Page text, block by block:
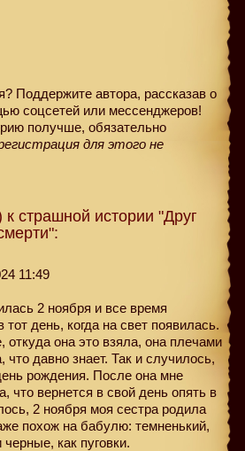
Поддержите автора, рассказав о
соцсетей или мессенджеров!
получше, обязательно
для этого не
к страшной истории "Друг
11:49
2 ноября и все время
тот день, когда на свет появилась.
откуда она это взяла, она плечами
что давно знает. Так и случилось,
рождения. После она мне
что вернется в свой день опять в
2 ноября моя сестра родила
похож на бабулю: темненький,
черные, как пуговки.